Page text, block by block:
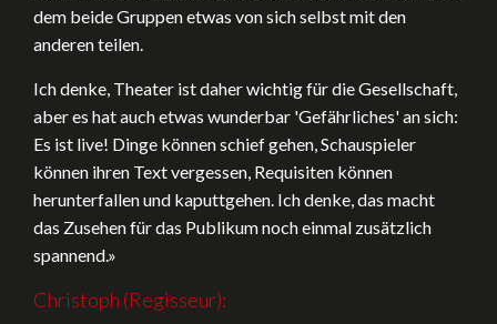
dem beide Gruppen etwas von sich selbst mit den
anderen teilen.
Ich denke, Theater ist daher wichtig für die Gesellschaft,
aber es hat auch etwas wunderbar 'Gefährliches' an sich:
Es ist live! Dinge können schief gehen, Schauspieler
können ihren Text vergessen, Requisiten können
herunterfallen und kaputtgehen. Ich denke, das macht
das Zusehen für das Publikum noch einmal zusätzlich
spannend.»
Christoph (Regisseur):